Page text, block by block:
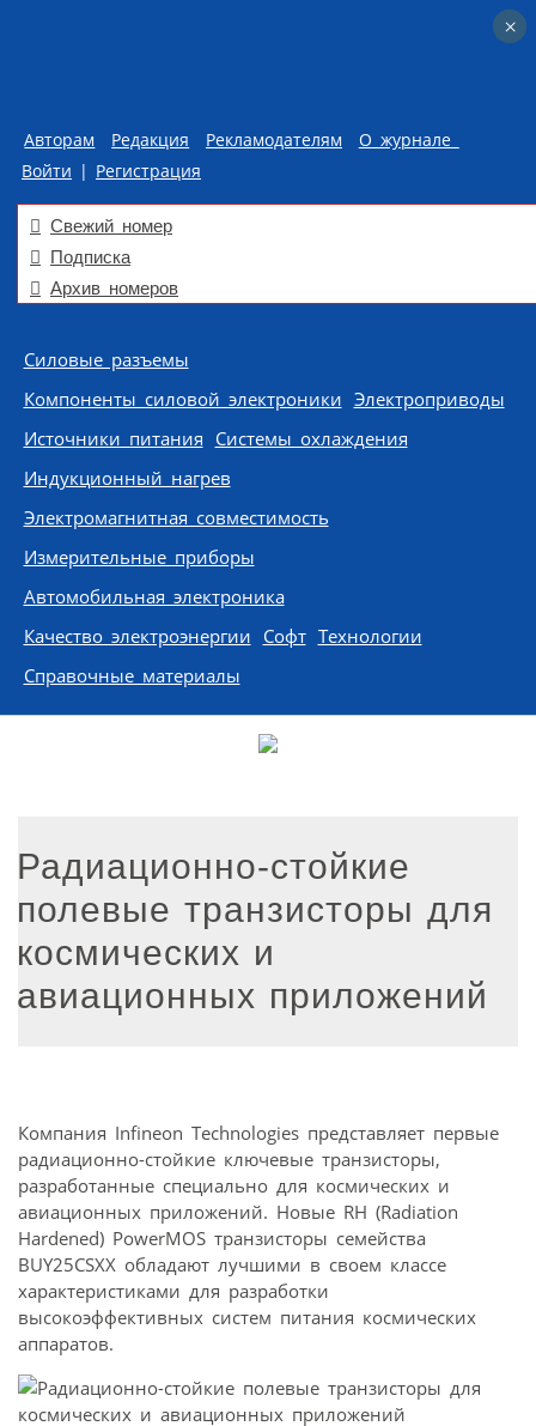
Авторам Редакция Рекламодателям
О журнале
Войти | Регистрация
Свежий номер
Подписка
Архив номеров
Skip to content
Силовые разъемы
Компоненты силовой электроники Электроприводы
Источники питания Системы охлаждения
Индукционный нагрев
Электромагнитная совместимость
Измерительные приборы
Автомобильная электроника
Качество электроэнергии Софт Технологии
Справочные материалы
Радиационно-стойкие
полевые транзисторы для
космических и
авиационных приложений
Компания Infineon Technologies представляет первые
радиационно-стойкие ключевые транзисторы,
разработанные специально для космических и
авиационных приложений. Новые RH (Radiation
Hardened) PowerMOS транзисторы семейства
BUY25CSXX обладают лучшими в своем классе
характеристиками для разработки
высокоэффективных систем питания космических
аппаратов.
×
×